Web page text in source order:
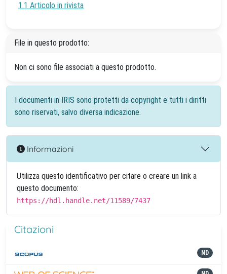
1.1 Articolo in rivista
File in questo prodotto:
Non ci sono file associati a questo prodotto.
I documenti in IRIS sono protetti da copyright e tutti i diritti
sono riservati, salvo diversa indicazione.
Informazioni
Utilizza questo identificativo per citare o creare un link a
questo documento:
https://hdl.handle.net/11589/7437
Citazioni
ND